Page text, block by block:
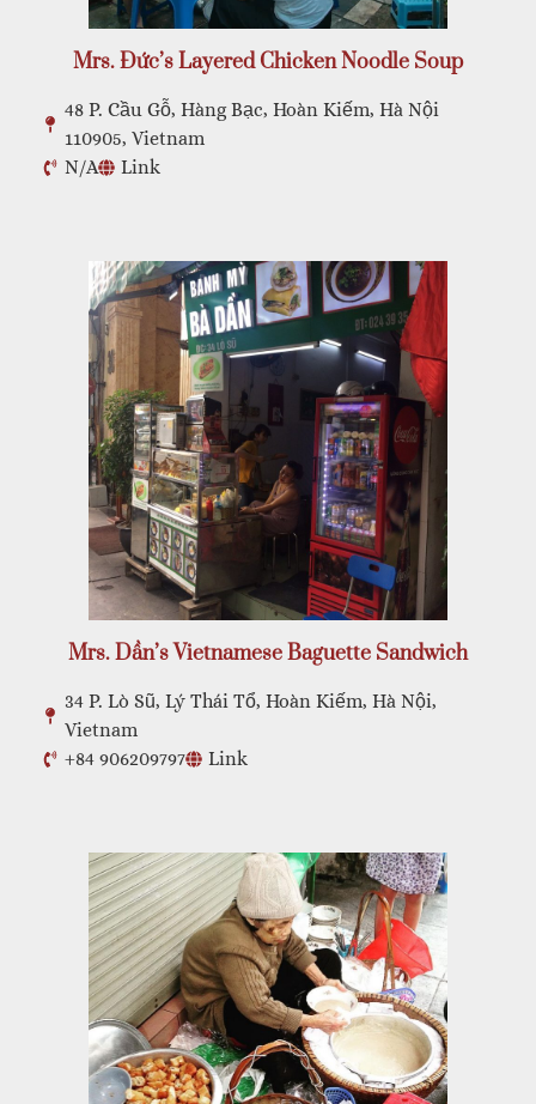
Mrs. Đức’s Layered Chicken Noodle Soup
48 P. Cầu Gỗ, Hàng Bạc, Hoàn Kiếm, Hà Nội
110905, Vietnam
N/A
Link
Mrs. Dần’s Vietnamese Baguette Sandwich
34 P. Lò Sũ, Lý Thái Tổ, Hoàn Kiếm, Hà Nội,
Vietnam
+84 906209797
Link